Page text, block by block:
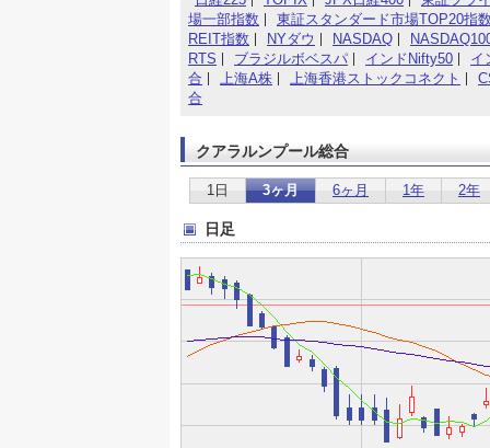
場一部指数
東証スタンダード市場TOP20指
REIT指数
NYダウ NASDAQ
RTS
ブラジルボベスパ インドNifty50
イ
合
上海A株 上海香港ストックコネクト
合